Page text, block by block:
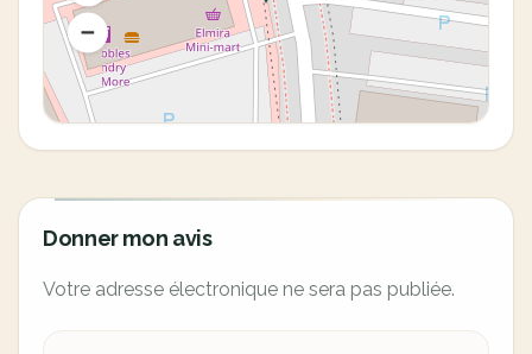
Donner mon avis
Votre adresse électronique ne sera pas publiée.